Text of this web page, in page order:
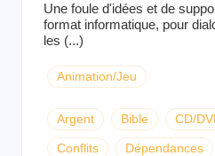
Une foule d'idées et de
format informatique, pour
les (...)
Animation/Jeu
Argent Bible CD/
Conflits Dépendances